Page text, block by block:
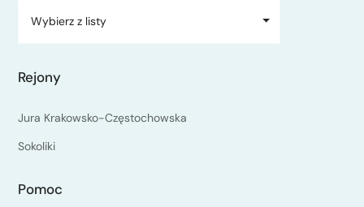
Wybierz z listy
Rejony
Jura Krakowsko-Częstochowska
Sokoliki
Pomoc